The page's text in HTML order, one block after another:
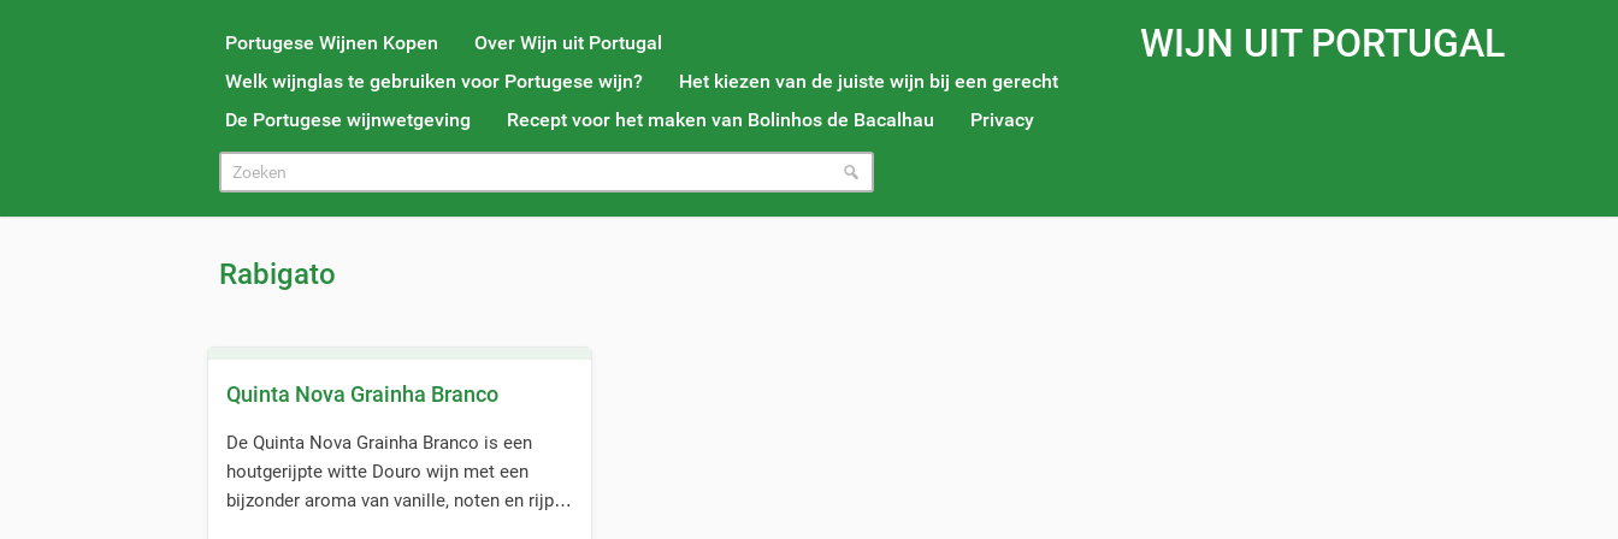
WIJN UIT PORTUGAL
Portugese Wijnen Kopen
Over Wijn uit Portugal
Welk wijnglas te gebruiken voor Portugese wijn?
Het kiezen van de juiste wijn bij een gerecht
De Portugese wijnwetgeving
Recept voor het maken van Bolinhos de Bacalhau Privacy
Rabigato
Quinta Nova Grainha Branco
De Quinta Nova Grainha Branco is een
houtgerijpte witte Douro wijn met een
bijzonder aroma van vanille, noten en rijp…